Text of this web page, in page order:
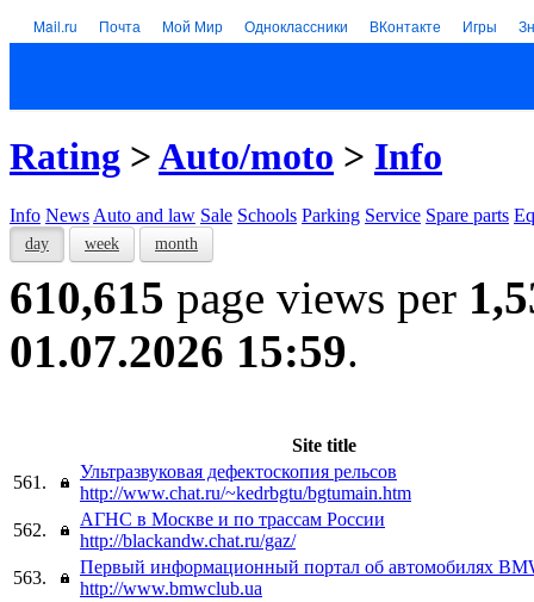
Mail.ru Почта Мой Мир Одноклассники ВКонтакте Игры
Rating >Auto/moto > Info
Info News Auto and law Sale Schools Parking Service Spare parts
day week month
610,615 page views per
01.07.2026 15:59.
Site title
561.
Ультразвуковая дефектоскопия рельсов
http://www.chat.ru/~kedrbgtu/bgtumain.htm
562.
АГНС в Москве и по трассам России
http://blackandw.chat.ru/gaz/
563.
Первый информационный портал об автомобилях
http://www.bmwclub.ua